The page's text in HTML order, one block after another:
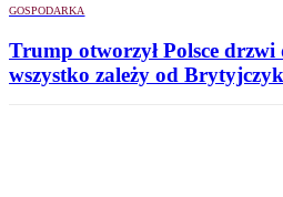
GOSPODARKA
Trump otworzył Polsce drzwi
wszystko zależy od